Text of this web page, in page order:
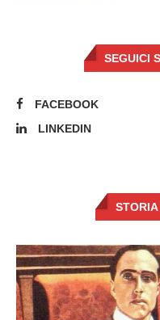
SEGUICI
FACEBOOK
LINKEDIN